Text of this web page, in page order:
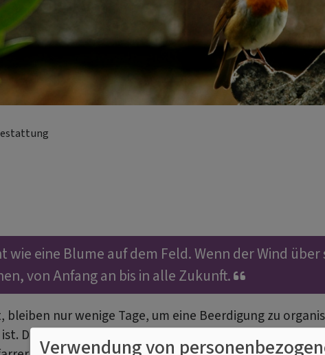
wie eine Blume auf dem Feld. Wenn der Wind
von Anfang an bis in alle Zukunft.
bleiben nur wenige Tage, um eine Beerdigung zu
Die Schwere der Trauer trifft die Angehörigen oft erst
Verwendung von